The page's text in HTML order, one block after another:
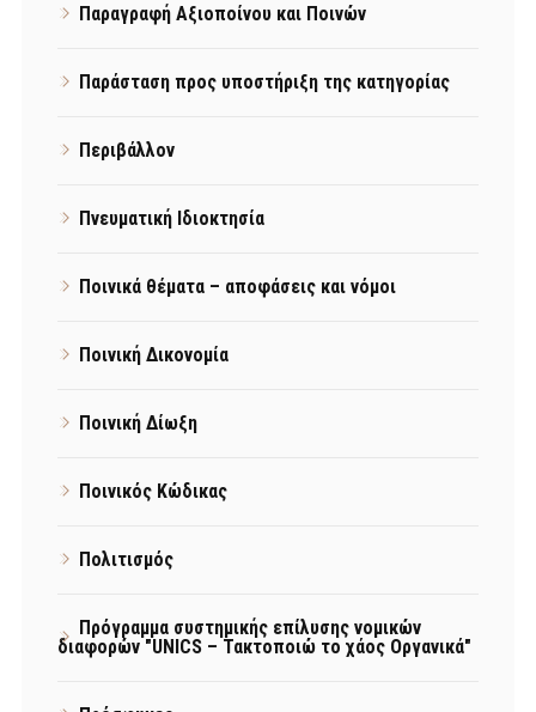
Παραγραφή Αξιοποίνου και Ποινών
Παράσταση προς υποστήριξη της κατηγορίας
Περιβάλλον
Πνευματική Ιδιοκτησία
Ποινικά θέματα – αποφάσεις και νόμοι
Ποινική Δικονομία
Ποινική Δίωξη
Ποινικός Κώδικας
Πολιτισμός
Πρόγραμμα συστημικής επίλυσης νομικών
διαφορών "UNICS – Τακτοποιώ το χάος Οργανικά"